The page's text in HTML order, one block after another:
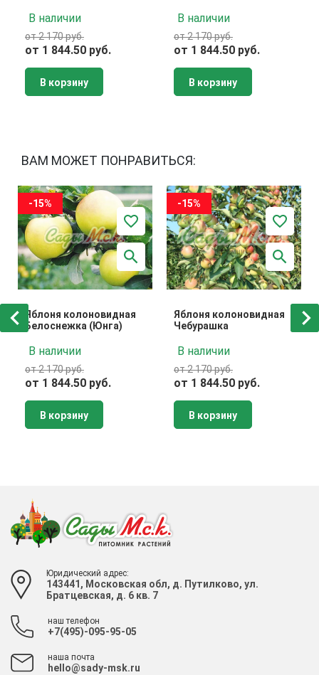
В наличии
от 2 170 руб.
от 1 844.50 руб.
В корзину
В наличии
от 2 170 руб.
от 1 844.50 руб.
В корзину
ВАМ МОЖЕТ ПОНРАВИТЬСЯ:
-15%
Яблоня колоновидная
Белоснежка (Юнга)
В наличии
от 2 170 руб.
от 1 844.50 руб.
В корзину
-15%
Яблоня колоновидная
Чебурашка
В наличии
от 2 170 руб.
от 1 844.50 руб.
В корзину
Юридический адрес:
143441, Московская обл, д. Путилково, ул.
Братцевская, д. 6 кв. 7
наш телефон
+7(495)-095-95-05
наша почта
hello@sady-msk.ru